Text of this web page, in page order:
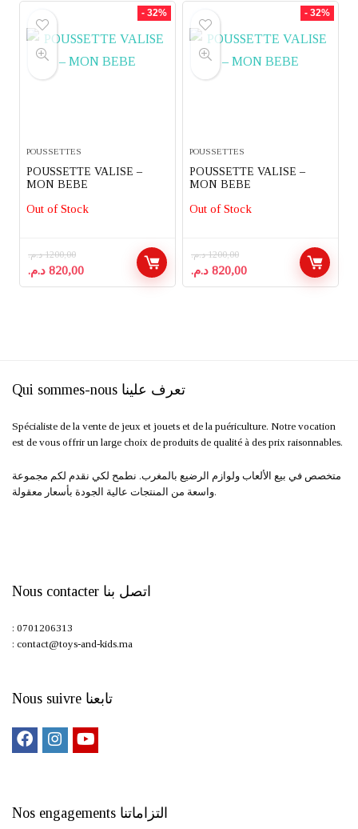
- 32%
POUSSETTES
POUSSETTE VALISE –
MON BEBE
Out of Stock
1200,00 د.م.
Le
prix
820,00 د.م.
Le
prix
- 32%
POUSSETTES
POUSSETTE VALISE –
MON BEBE
Out of Stock
1200,00 د.م.
Le
prix
820,00 د.م.
Le
prix
Qui sommes-nous تعرف علينا
Spécialiste de la vente de jeux et jouets et de la puériculture. Notre vocation
est de vous offrir un large choix de produits de qualité à des prix raisonnables.
متخصص في بيع الألعاب ولوازم الرضيع بالمغرب. نطمح لكي نقدم لكم مجموعة
واسعة من المنتجات عالية الجودة بأسعار معقولة.
Nous contacter اتصل بنا
: 0701206313
: contact@toys-and-kids.ma
Nous suivre تابعنا
Nos engagements التزاماتنا